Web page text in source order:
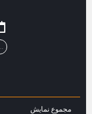
مجموع نمایش‌